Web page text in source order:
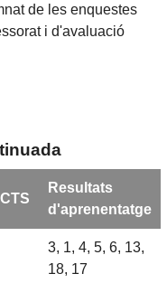
de les enquestes
i d'avaluació
Resultats
d'aprenentatge
3, 1, 4, 5, 6, 13,
18, 17